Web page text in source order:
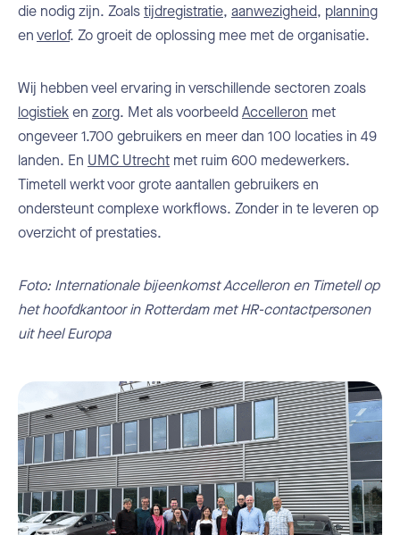
die nodig zijn. Zoalstijdregistratie, aanwezigheid, planning
enverlof. Zo groeit de oplossing mee met de organisatie.
Wij hebben veel ervaring in verschillende sectoren zoals
logistieken zorg. Met als voorbeeldAccelleron met
ongeveer 1.700 gebruikers en meer dan 100 locaties in 49
landen. En UMC Utrecht met ruim 600 medewerkers.
Timetell werkt voor grote aantallen gebruikers en
ondersteunt complexe workflows. Zonder in te leveren op
overzicht of prestaties.
Foto: Internationale bijeenkomst Accelleron en Timetell op
het hoofdkantoor in Rotterdam met HR-contactpersonen
uit heel Europa